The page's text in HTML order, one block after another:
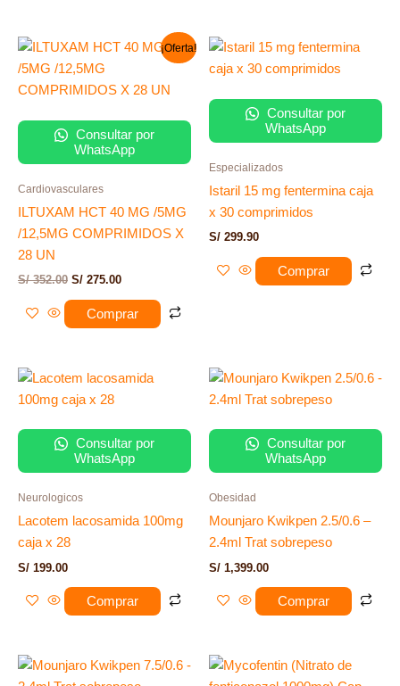
¡Oferta!
Consultar por
WhatsApp
Cardiovasculares
ILTUXAM HCT 40 MG /5MG
/12,5MG COMPRIMIDOS X
28 UN
S/352.00
El
original
era:
S/ 275.00
El
es:
Comprar
Consultar por
WhatsApp
Especializados
Istaril 15 mg fentermina caja
x 30 comprimidos
S/ 299.90
Comprar
Consultar por
WhatsApp
Neurologicos
Lacotem lacosamida 100mg
caja x 28
S/ 199.00
Comprar
Consultar por
WhatsApp
Obesidad
Mounjaro Kwikpen 2.5/0.6 –
2.4ml Trat sobrepeso
S/ 1,399.00
Comprar